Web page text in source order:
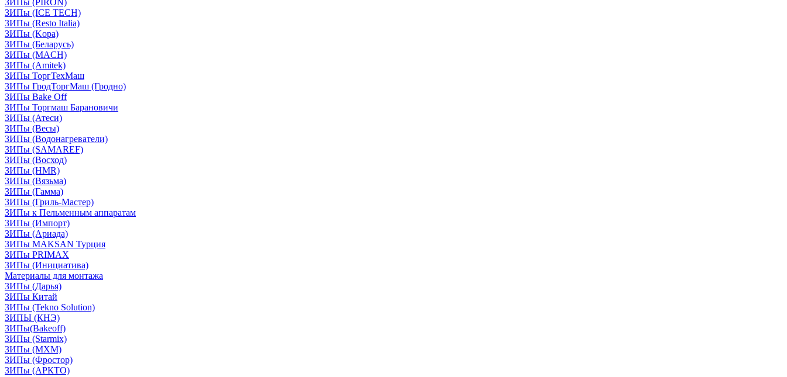
ЗИПы (PIRON)
ЗИПы (ICE TECH)
ЗИПы (Resto Italia)
ЗИПы (Kopa)
ЗИПы (Беларусь)
ЗИПы (MACH)
ЗИПы (Amitek)
ЗИПы ТоргТехМаш
ЗИПы ГродТоргМаш (Гродно)
ЗИПы Bake Off
ЗИПы Торгмаш Барановичи
ЗИПы (Атеси)
ЗИПы (Весы)
ЗИПы (Водонагреватели)
ЗИПы (SAMAREF)
ЗИПы (Восход)
ЗИПы (HMR)
ЗИПы (Вязьма)
ЗИПы (Гамма)
ЗИПы (Гриль-Мастер)
ЗИПы к Пельменным аппаратам
ЗИПы (Импорт)
ЗИПы (Ариада)
ЗИПы MAKSAN Турция
ЗИПы PRIMAX
ЗИПы (Инициатива)
Материалы для монтажа
ЗИПы (Дарья)
ЗИПы Китай
ЗИПы (Tekno Solution)
ЗИПЫ (КНЭ)
ЗИПы(Bakeoff)
ЗИПы (Starmix)
ЗИПы (МХМ)
ЗИПы (Фростор)
ЗИПы (АРКТО)